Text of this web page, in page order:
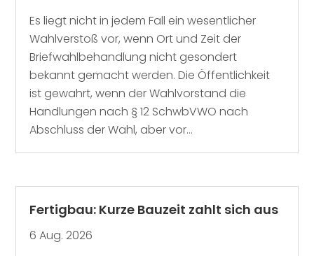
Es liegt nicht in jedem Fall ein wesentlicher
Wahlverstoß vor, wenn Ort und Zeit der
Briefwahlbehandlung nicht gesondert
bekannt gemacht werden. Die Öffentlichkeit
ist gewahrt, wenn der Wahlvorstand die
Handlungen nach § 12 SchwbVWO nach
Abschluss der Wahl, aber vor...
Fertigbau: Kurze Bauzeit zahlt sich aus
6 Aug. 2026